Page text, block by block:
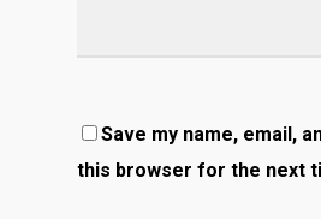
Save my name, email,
this browser for the next